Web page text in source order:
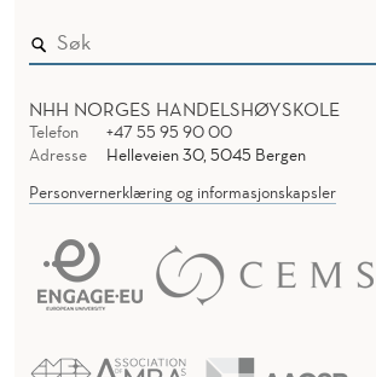
NHH NORGES HANDELSHØYSKOLE
Telefon
+47 55 95 90 00
Adresse
Helleveien 30, 5045 Bergen
Personvernerklæring og informasjonskapsler